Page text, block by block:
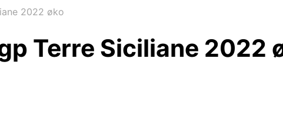
2022 øko
Terre Siciliane 2022